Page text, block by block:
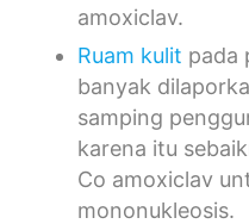
amoxiclav.
Ruam kulit pada
banyak
samping
karena itu
Co amoxiclav
mononukleosis.